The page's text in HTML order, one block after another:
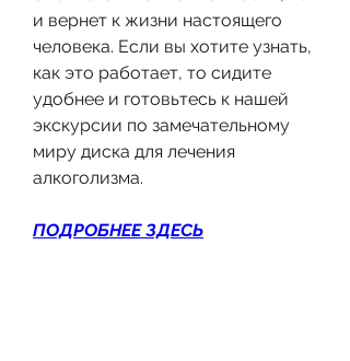
и вернет к жизни настоящего
человека. Если вы хотите узнать,
как это работает, то сидите
удобнее и готовьтесь к нашей
экскурсии по замечательному
миру диска для лечения
алкоголизма.
ПОДРОБНЕЕ ЗДЕСЬ